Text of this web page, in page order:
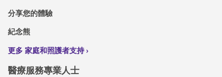
分享您的體驗
紀念熊
更多 家庭和照護者支持
醫療服務專業人士